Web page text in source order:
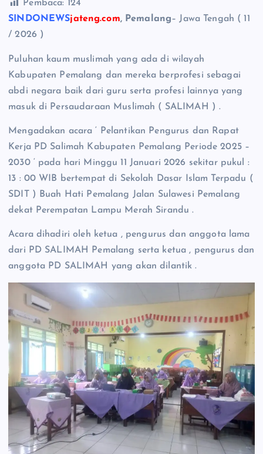
Pembaca: 124
SINDONEWSjateng.com, Pemalang– Jawa Tengah ( 11
/ 2026 )
Puluhan kaum muslimah yang ada di wilayah
Kabupaten Pemalang dan mereka berprofesi sebagai
abdi negara baik dari guru serta profesi lainnya yang
masuk di Persaudaraan Muslimah ( SALIMAH ) .
Mengadakan acara ‘ Pelantikan Pengurus dan Rapat
Kerja PD Salimah Kabupaten Pemalang Periode 2025 –
2030 ‘ pada hari Minggu 11 Januari 2026 sekitar pukul :
13 : 00 WIB bertempat di Sekolah Dasar Islam Terpadu (
SDIT ) Buah Hati Pemalang Jalan Sulawesi Pemalang
dekat Perempatan Lampu Merah Sirandu .
Acara dihadiri oleh ketua , pengurus dan anggota lama
dari PD SALIMAH Pemalang serta ketua , pengurus dan
anggota PD SALIMAH yang akan dilantik .